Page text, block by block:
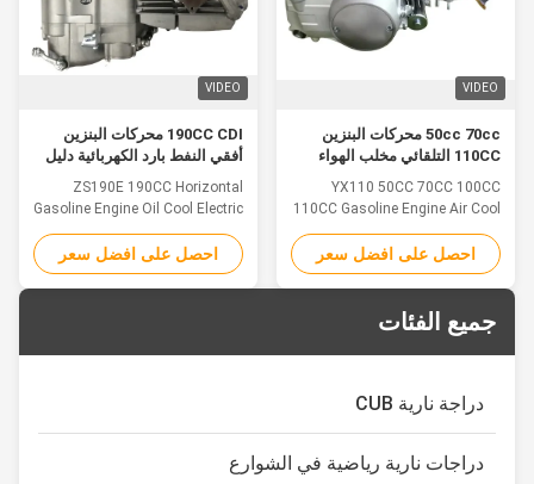
VIDEO
50cc 70cc محركات البنزين
110CC التلقائي مخلب الهواء
المبرد 100cc البنزين
YX110 50CC 70CC 100CC
110CC Gasoline Engine Air Cool
Automatic Clutch Details:
Technical Parameter Engine
Model 1P39FMA-3 1P47FMD-2
Engine Name 50CC 70CC 90CC
100CC 110CC Engine Type
Single Cylinder, 4 Stroke, Air
Displacement(ml) 49.4 71.8 86
احصل على افضل سعر
VIDEO
190CC CDI محركات البنزين
أفقي النفط بارد الكهربائية دليل
القابض اسطوانة واحدة 4 السكتة
الدماغية
ZS190E 190CC Horizontal
Gasoline Engine Oil Cool Electric
Start Manual Clutch Details:
Technical Parameter Engine
Model ZS1P62YML-2 Engine
187.2 Dimension(mm)
احصل على افضل سعر
جميع الفئات
دراجة نارية CUB
دراجات نارية رياضية في الشوارع